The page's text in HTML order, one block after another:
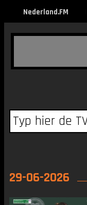
Nederland.FM
29-06-2026